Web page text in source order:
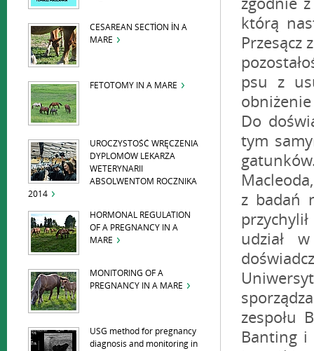
CESAREAN SECTİON İN A
MARE
FETOTOMY IN A MARE
UROCZYSTOŚĆ WRĘCZENIA
DYPLOMÓW LEKARZA
WETERYNARII
ABSOLWENTOM ROCZNIKA
2014
HORMONAL REGULATION
OF A PREGNANCY IN A
MARE
MONITORING OF A
PREGNANCY IN A MARE
USG method for pregnancy
diagnosis and monitoring in